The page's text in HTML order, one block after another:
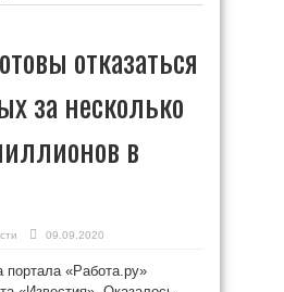
отказаться
за несколько
в
09.09.2020
портала «Работа.ру»